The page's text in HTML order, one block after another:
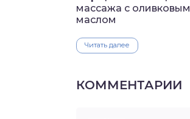
массажа с оливковым
маслом
Читать далее
КОММЕНТАРИИ